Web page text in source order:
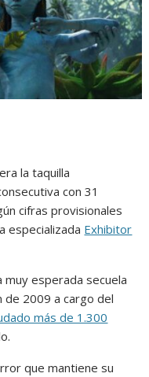
la taquilla
con 31
cifras provisionales
especializada Exhibitor
muy esperada secuela
de 2009 a cargo del
más de 1.300
que mantiene su